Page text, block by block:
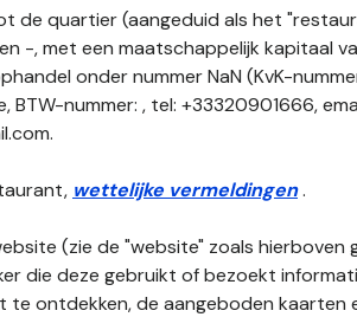
de quartier (aangeduid als het
-, met een maatschappelijk kapitaal
onder nummer NaN (KvK-
nummer: , tel: +33320901666,
wettelijke vermeldingen.
(zie de "website" zoals hierboven
die deze gebruikt of bezoekt
ontdekken, de aangeboden kaarten